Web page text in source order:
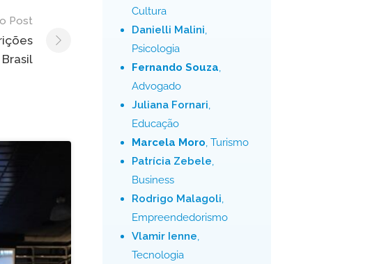
Post
Cultura
Danielli Malini,
Psicologia
Fernando Souza,
Advogado
Juliana Fornari,
Educação
Marcela Moro, Turismo
Patrícia Zebele,
Business
Rodrigo Malagoli,
Empreendedorismo
Vlamir Ienne,
Tecnologia